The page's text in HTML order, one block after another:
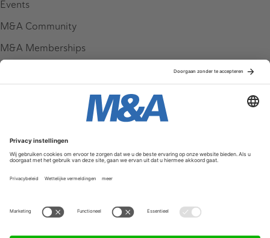
Events
M&A Community
M&A Memberships
Service & Contact
Contact
FAQ
Werken bij ons